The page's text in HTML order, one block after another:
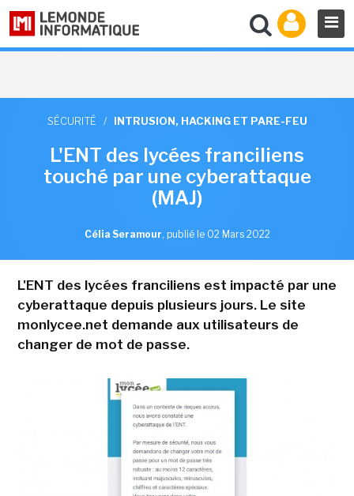
SÉCURITÉ / INTRUSION, HACKING ET PARE-FEU
L'ENT des lycées franciliens
touché par une cyberattaque
(MAJ)
Célia Seramour, publié le 02 Mars 2022
L'ENT des lycées franciliens est impacté par une
cyberattaque depuis plusieurs jours. Le site
monlycee.net demande aux utilisateurs de
changer de mot de passe.